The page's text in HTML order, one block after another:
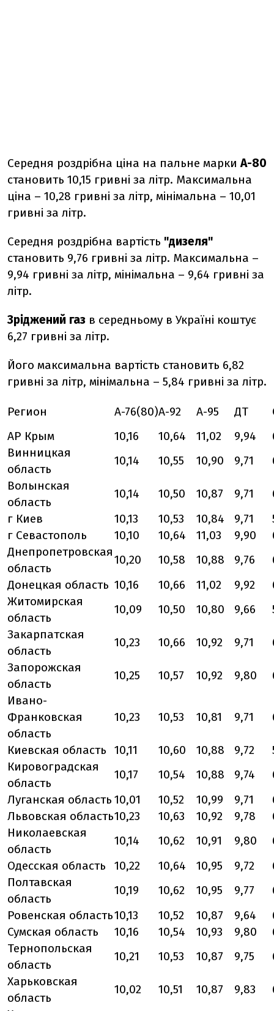
Середня роздрібна ціна на пальне маркиА-80
становить 10,15 гривні за літр. Максимальна
ціна – 10,28 гривні за літр, мінімальна – 10,01
гривні за літр.
Середня роздрібна вартість "дизеля"
становить 9,76 гривні за літр. Максимальна –
9,94 гривні за літр, мінімальна – 9,64 гривні за
літр.
Зріджений газ в середньому в Україні коштує
6,27 гривні за літр.
Його максимальна вартість становить 6,82
гривні за літр, мінімальна – 5,84 гривні за літр.
Регион А-76(80)А-92 А-95 ДТ
АР Крым
10,16 10,64 11,02 9,94
Винницкая
область
10,14 10,55 10,90 9,71
Волынская
область
10,14 10,50 10,87 9,71
г Киев
10,13 10,53 10,84 9,71
г Севастополь
10,10 10,64 11,03 9,90
Днепропетровская
область
10,20 10,58 10,88 9,76
Донецкая область 10,16 10,66 11,02 9,92
Житомирская
область
10,09 10,50 10,80 9,66
Закарпатская
область
10,23 10,66 10,92 9,71
Запорожская
область
10,25 10,57 10,92 9,80
Ивано-
Франковская
область
10,23 10,53 10,81 9,71
Киевская область 10,11 10,60 10,88 9,72
Кировоградская
область
10,17 10,54 10,88 9,74
Луганская область 10,01 10,52 10,99 9,71
Львовская область10,23 10,63 10,92 9,78
Николаевская
область
10,14 10,62 10,91 9,80
Одесская область
10,22 10,64 10,95 9,72
Полтавская
область
10,19 10,62 10,95 9,77
Ровенская область10,13 10,52 10,87 9,64
Сумская область
10,16 10,54 10,93 9,80
Тернопольская
область
10,21 10,53 10,87 9,75
Харьковская
область
10,02 10,51 10,87 9,83